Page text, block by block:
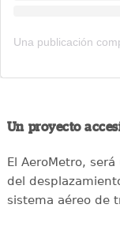
Un proyecto
El AeroMetro,
del
sistema aéreo de